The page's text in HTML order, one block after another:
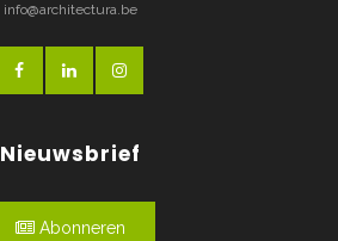
info@architectura.be
Nieuwsbrief
Abonneren